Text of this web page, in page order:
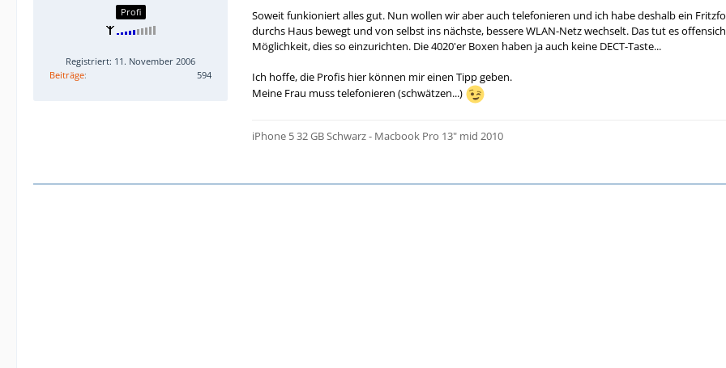
Profi
Registriert: 11. November 2006
Beiträge
594
Soweit funkioniert alles gut. Nun wollen wir aber auch telefonieren und ich habe deshalb ein
durchs Haus bewegt und von selbst ins nächste, bessere WLAN-Netz wechselt. Das tut es
Möglichkeit, dies so einzurichten. Die 4020'er Boxen haben ja auch keine DECT-Taste...
Ich hoffe, die Profis hier können mir einen Tipp geben.
Meine Frau muss telefonieren (schwätzen...)
iPhone 5 32 GB Schwarz - Macbook Pro 13" mid 2010